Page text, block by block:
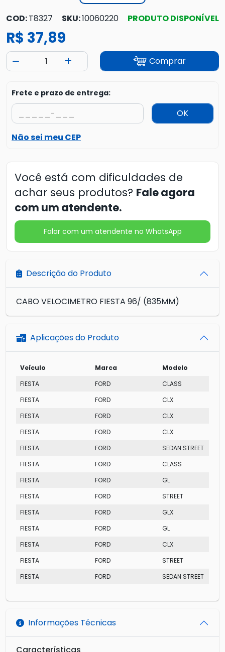
COD:T8327 SKU:10060220 PRODUTO DISPONÍVEL
R$ 37,89
Comprar
Frete e prazo de entrega:
OK
Não sei meu CEP
Você está com dificuldades de
achar seus produtos? Fale agora
com um atendente.
Falar com um atendente no WhatsApp
Descrição do Produto
CABO VELOCIMETRO FIESTA 96/ (835MM)
Aplicações do Produto
Veículo Marca
Modelo
FIESTA
FORD
CLASS
FIESTA
FORD
CLX
FIESTA
FORD
CLX
FIESTA
FORD
CLX
FIESTA
FORD
SEDAN STREET
FIESTA
FORD
CLASS
FIESTA
FORD
GL
FIESTA
FORD
STREET
FIESTA
FORD
GLX
FIESTA
FORD
GL
FIESTA
FORD
CLX
FIESTA
FORD
STREET
FIESTA
FORD SEDAN STREET
Informações Técnicas